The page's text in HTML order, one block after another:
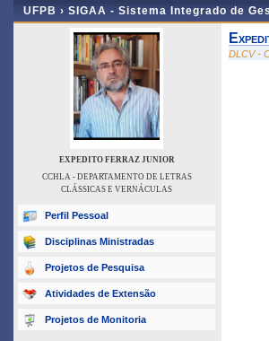
UFPB › SIGAA - Sistema Integrado de
EXPEDITO FERRAZ JUNIOR
CCHLA - DEPARTAMENTO DE LETRAS
CLÁSSICAS E VERNÁCULAS
Perfil Pessoal
Disciplinas Ministradas
Projetos de Pesquisa
Atividades de Extensão
Projetos de Monitoria
DLCV -